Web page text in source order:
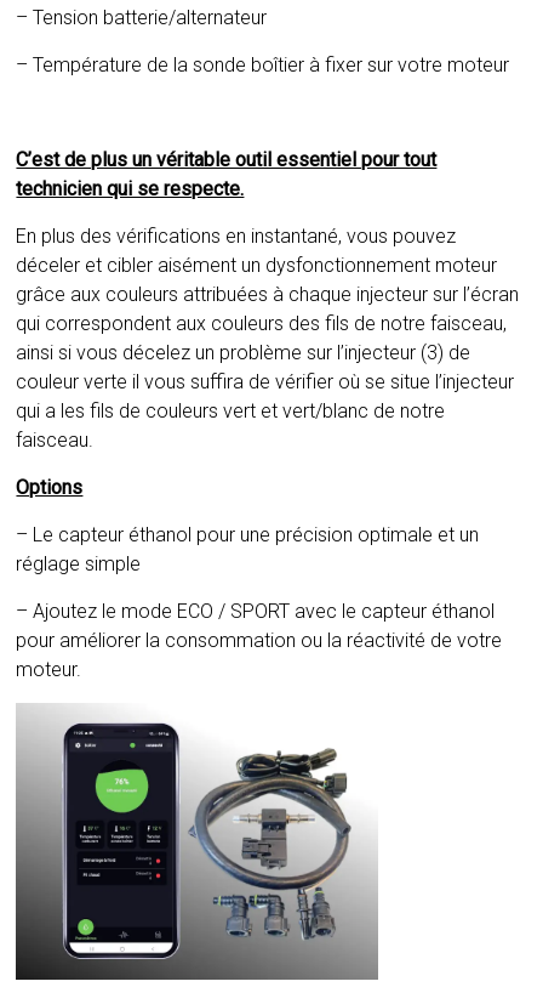
– Tension batterie/alternateur
– Température de la sonde boîtier à fixer sur votre moteur
C’est de plus un véritable outil essentiel pour tout
technicien qui se respecte.
En plus des vérifications en instantané, vous pouvez
déceler et cibler aisément un dysfonctionnement moteur
grâce aux couleurs attribuées à chaque injecteur sur l’écran
qui correspondent aux couleurs des fils de notre faisceau,
ainsi si vous décelez un problème sur l’injecteur (3) de
couleur verte il vous suffira de vérifier où se situe l’injecteur
qui a les fils de couleurs vert et vert/blanc de notre
faisceau.
Options
– Le capteur éthanol pour une précision optimale et un
réglage simple
– Ajoutez le mode ECO / SPORT avec le capteur éthanol
pour améliorer la consommation ou la réactivité de votre
moteur.